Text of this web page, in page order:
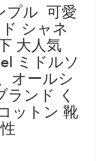
プル 可愛
シャネ
大人気
ミドルソ
オールシ
ランド く
ットン 靴